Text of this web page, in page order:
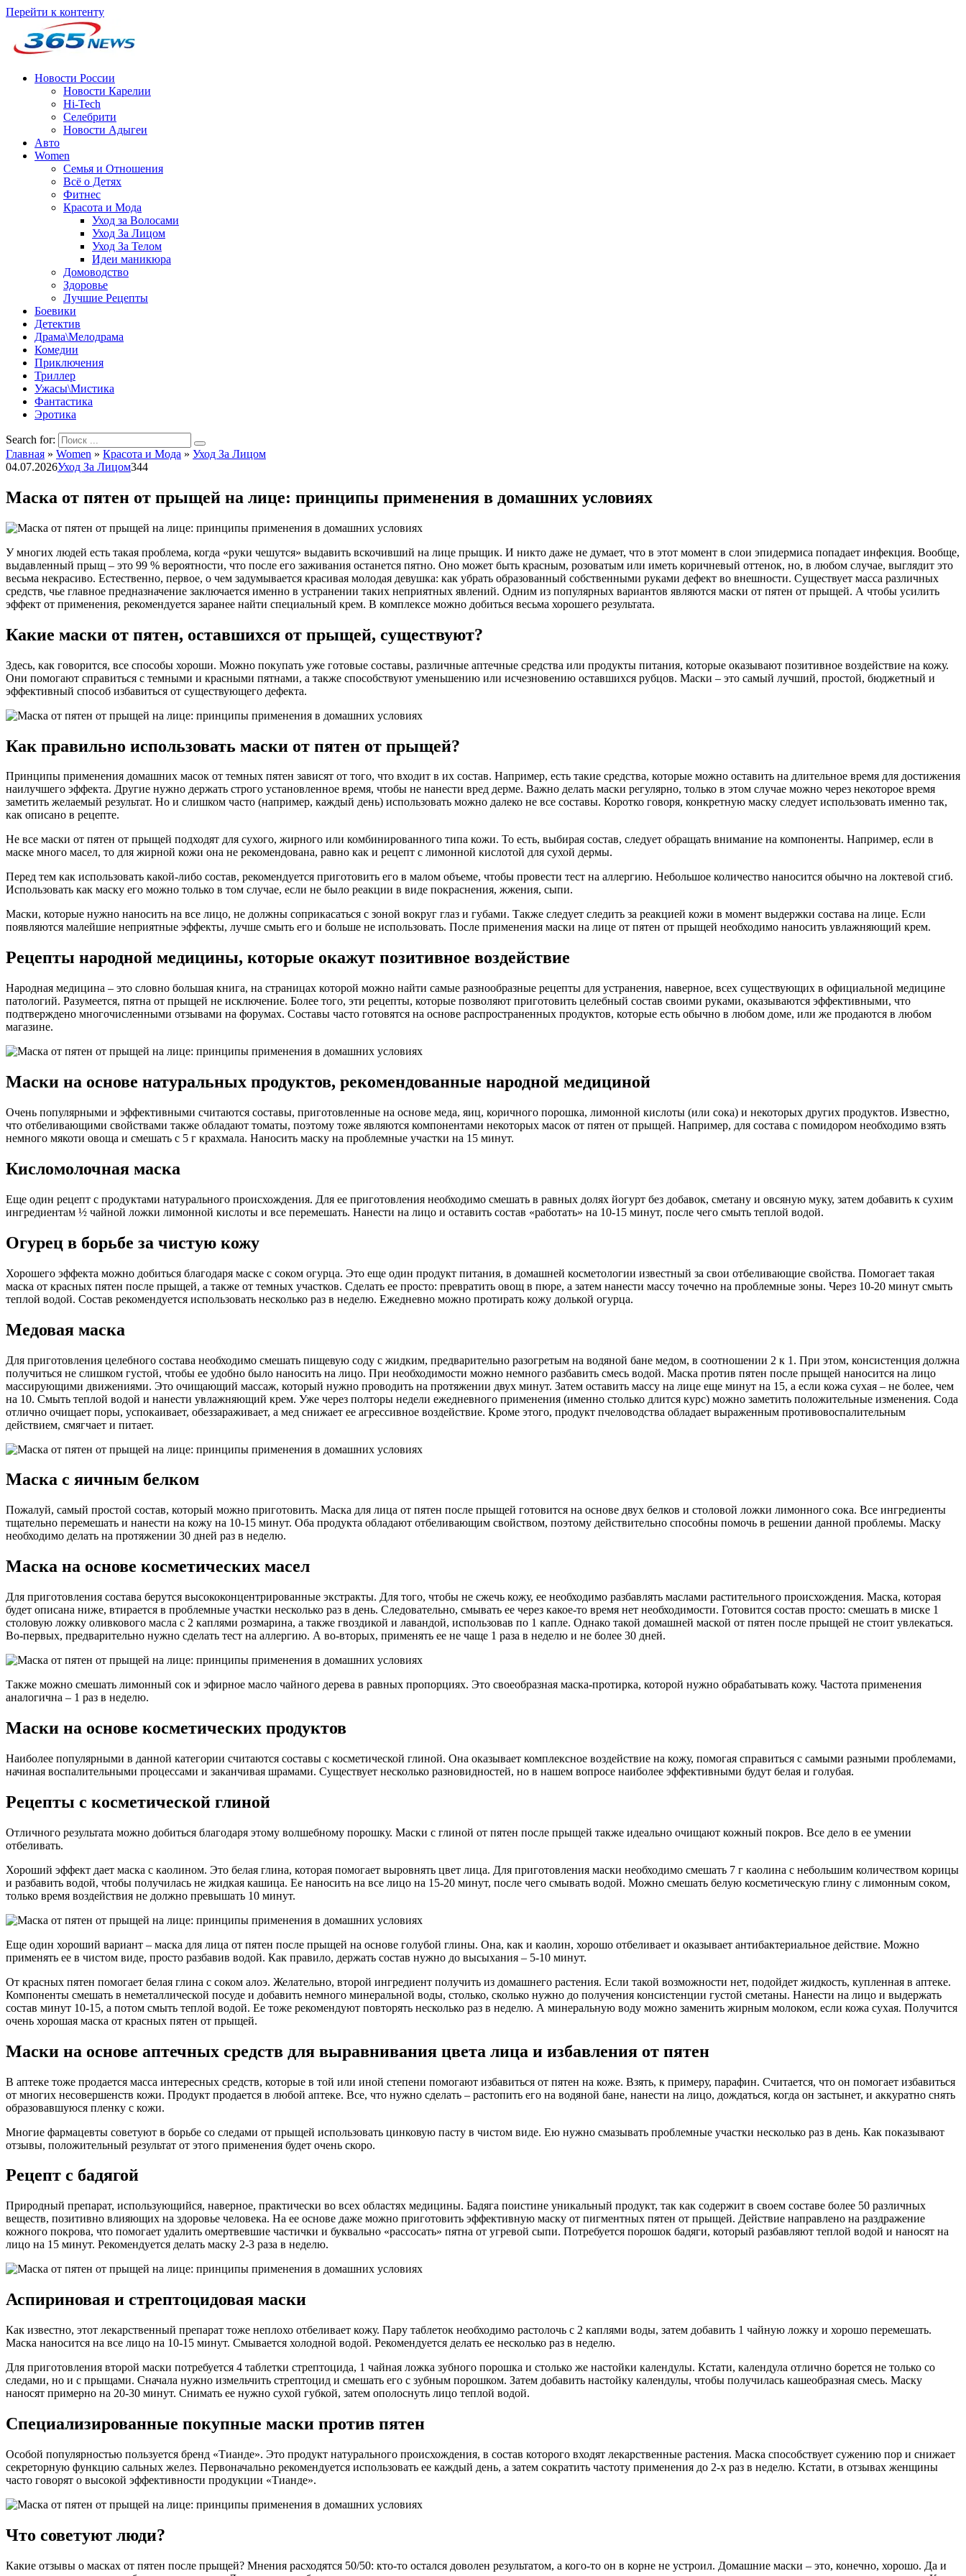
Перейти к контенту
Новости России
Новости Карелии
Hi-Tech
Селебрити
Новости Адыгеи
Авто
Women
Семья и Отношения
Всё о Детях
Фитнес
Красота и Мода
Уход за Волосами
Уход За Лицом
Уход За Телом
Идеи маникюра
Домоводство
Здоровье
Лучшие Рецепты
Боевики
Детектив
Драма\Мелодрама
Комедии
Приключения
Триллер
Ужасы\Мистика
Фантастика
Эротика
Search for:
Главная » Women » Красота и Мода » Уход За Лицом
04.07.2026Уход За Лицом344
Маска от пятен от прыщей на лице: принципы применения в домашних условиях
У многих людей есть такая проблема, когда «руки чешутся» выдавить вскочивший на лице прыщик. И никто даже не думает, что в этот момент в слои эпидермиса попадает инфекция. Вообще,
выдавленный прыщ – это 99 % вероятности, что после его заживания останется пятно. Оно может быть красным, розоватым или иметь коричневый оттенок, но, в любом случае, выглядит это
весьма некрасиво. Естественно, первое, о чем задумывается красивая молодая девушка: как убрать образованный собственными руками дефект во внешности. Существует масса различных
средств, чье главное предназначение заключается именно в устранении таких неприятных явлений. Одним из популярных вариантов являются маски от пятен от прыщей. А чтобы усилить
эффект от применения, рекомендуется заранее найти специальный крем. В комплексе можно добиться весьма хорошего результата.
Какие маски от пятен, оставшихся от прыщей, существуют?
Здесь, как говорится, все способы хороши. Можно покупать уже готовые составы, различные аптечные средства или продукты питания, которые оказывают позитивное воздействие на кожу.
Они помогают справиться с темными и красными пятнами, а также способствуют уменьшению или исчезновению оставшихся рубцов. Маски – это самый лучший, простой, бюджетный и
эффективный способ избавиться от существующего дефекта.
Как правильно использовать маски от пятен от прыщей?
Принципы применения домашних масок от темных пятен зависят от того, что входит в их состав. Например, есть такие средства, которые можно оставить на длительное время для достижения
наилучшего эффекта. Другие нужно держать строго установленное время, чтобы не нанести вред дерме. Важно делать маски регулярно, только в этом случае можно через некоторое время
заметить желаемый результат. Но и слишком часто (например, каждый день) использовать можно далеко не все составы. Коротко говоря, конкретную маску следует использовать именно так,
как описано в рецепте.
Не все маски от пятен от прыщей подходят для сухого, жирного или комбинированного типа кожи. То есть, выбирая состав, следует обращать внимание на компоненты. Например, если в
маске много масел, то для жирной кожи она не рекомендована, равно как и рецепт с лимонной кислотой для сухой дермы.
Перед тем как использовать какой-либо состав, рекомендуется приготовить его в малом объеме, чтобы провести тест на аллергию. Небольшое количество наносится обычно на локтевой сгиб.
Использовать как маску его можно только в том случае, если не было реакции в виде покраснения, жжения, сыпи.
Маски, которые нужно наносить на все лицо, не должны соприкасаться с зоной вокруг глаз и губами. Также следует следить за реакцией кожи в момент выдержки состава на лице. Если
появляются малейшие неприятные эффекты, лучше смыть его и больше не использовать. После применения маски на лице от пятен от прыщей необходимо наносить увлажняющий крем.
Рецепты народной медицины, которые окажут позитивное воздействие
Народная медицина – это словно большая книга, на страницах которой можно найти самые разнообразные рецепты для устранения, наверное, всех существующих в официальной медицине
патологий. Разумеется, пятна от прыщей не исключение. Более того, эти рецепты, которые позволяют приготовить целебный состав своими руками, оказываются эффективными, что
подтверждено многочисленными отзывами на форумах. Составы часто готовятся на основе распространенных продуктов, которые есть обычно в любом доме, или же продаются в любом
магазине.
Маски на основе натуральных продуктов, рекомендованные народной медициной
Очень популярными и эффективными считаются составы, приготовленные на основе меда, яиц, коричного порошка, лимонной кислоты (или сока) и некоторых других продуктов. Известно,
что отбеливающими свойствами также обладают томаты, поэтому тоже являются компонентами некоторых масок от пятен от прыщей. Например, для состава с помидором необходимо взять
немного мякоти овоща и смешать с 5 г крахмала. Наносить маску на проблемные участки на 15 минут.
Кисломолочная маска
Еще один рецепт с продуктами натурального происхождения. Для ее приготовления необходимо смешать в равных долях йогурт без добавок, сметану и овсяную муку, затем добавить к сухим
ингредиентам ½ чайной ложки лимонной кислоты и все перемешать. Нанести на лицо и оставить состав «работать» на 10-15 минут, после чего смыть теплой водой.
Огурец в борьбе за чистую кожу
Хорошего эффекта можно добиться благодаря маске с соком огурца. Это еще один продукт питания, в домашней косметологии известный за свои отбеливающие свойства. Помогает такая
маска от красных пятен после прыщей, а также от темных участков. Сделать ее просто: превратить овощ в пюре, а затем нанести массу точечно на проблемные зоны. Через 10-20 минут смыть
теплой водой. Состав рекомендуется использовать несколько раз в неделю. Ежедневно можно протирать кожу долькой огурца.
Медовая маска
Для приготовления целебного состава необходимо смешать пищевую соду с жидким, предварительно разогретым на водяной бане медом, в соотношении 2 к 1. При этом, консистенция должна
получиться не слишком густой, чтобы ее удобно было наносить на лицо. При необходимости можно немного разбавить смесь водой. Маска против пятен после прыщей наносится на лицо
массирующими движениями. Это очищающий массаж, который нужно проводить на протяжении двух минут. Затем оставить массу на лице еще минут на 15, а если кожа сухая – не более, чем
на 10. Смыть теплой водой и нанести увлажняющий крем. Уже через полторы недели ежедневного применения (именно столько длится курс) можно заметить положительные изменения. Сода
отлично очищает поры, успокаивает, обеззараживает, а мед снижает ее агрессивное воздействие. Кроме этого, продукт пчеловодства обладает выраженным противовоспалительным
действием, смягчает и питает.
Маска с яичным белком
Пожалуй, самый простой состав, который можно приготовить. Маска для лица от пятен после прыщей готовится на основе двух белков и столовой ложки лимонного сока. Все ингредиенты
тщательно перемешать и нанести на кожу на 10-15 минут. Оба продукта обладают отбеливающим свойством, поэтому действительно способны помочь в решении данной проблемы. Маску
необходимо делать на протяжении 30 дней раз в неделю.
Маска на основе косметических масел
Для приготовления состава берутся высококонцентрированные экстракты. Для того, чтобы не сжечь кожу, ее необходимо разбавлять маслами растительного происхождения. Маска, которая
будет описана ниже, втирается в проблемные участки несколько раз в день. Следовательно, смывать ее через какое-то время нет необходимости. Готовится состав просто: смешать в миске 1
столовую ложку оливкового масла с 2 каплями розмарина, а также гвоздикой и лавандой, использовав по 1 капле. Однако такой домашней маской от пятен после прыщей не стоит увлекаться.
Во-первых, предварительно нужно сделать тест на аллергию. А во-вторых, применять ее не чаще 1 раза в неделю и не более 30 дней.
Также можно смешать лимонный сок и эфирное масло чайного дерева в равных пропорциях. Это своеобразная маска-протирка, которой нужно обрабатывать кожу. Частота применения
аналогична – 1 раз в неделю.
Маски на основе косметических продуктов
Наиболее популярными в данной категории считаются составы с косметической глиной. Она оказывает комплексное воздействие на кожу, помогая справиться с самыми разными проблемами,
начиная воспалительными процессами и заканчивая шрамами. Существует несколько разновидностей, но в нашем вопросе наиболее эффективными будут белая и голубая.
Рецепты с косметической глиной
Отличного результата можно добиться благодаря этому волшебному порошку. Маски с глиной от пятен после прыщей также идеально очищают кожный покров. Все дело в ее умении
отбеливать.
Хороший эффект дает маска с каолином. Это белая глина, которая помогает выровнять цвет лица. Для приготовления маски необходимо смешать 7 г каолина с небольшим количеством корицы
и разбавить водой, чтобы получилась не жидкая кашица. Ее наносить на все лицо на 15-20 минут, после чего смывать водой. Можно смешать белую косметическую глину с лимонным соком,
только время воздействия не должно превышать 10 минут.
Еще один хороший вариант – маска для лица от пятен после прыщей на основе голубой глины. Она, как и каолин, хорошо отбеливает и оказывает антибактериальное действие. Можно
применять ее в чистом виде, просто разбавив водой. Как правило, держать состав нужно до высыхания – 5-10 минут.
От красных пятен помогает белая глина с соком алоэ. Желательно, второй ингредиент получить из домашнего растения. Если такой возможности нет, подойдет жидкость, купленная в аптеке.
Компоненты смешать в неметаллической посуде и добавить немного минеральной воды, столько, сколько нужно до получения консистенции густой сметаны. Нанести на лицо и выдержать
состав минут 10-15, а потом смыть теплой водой. Ее тоже рекомендуют повторять несколько раз в неделю. А минеральную воду можно заменить жирным молоком, если кожа сухая. Получится
очень хорошая маска от красных пятен от прыщей.
Маски на основе аптечных средств для выравнивания цвета лица и избавления от пятен
В аптеке тоже продается масса интересных средств, которые в той или иной степени помогают избавиться от пятен на коже. Взять, к примеру, парафин. Считается, что он помогает избавиться
от многих несовершенств кожи. Продукт продается в любой аптеке. Все, что нужно сделать – растопить его на водяной бане, нанести на лицо, дождаться, когда он застынет, и аккуратно снять
образовавшуюся пленку с кожи.
Многие фармацевты советуют в борьбе со следами от прыщей использовать цинковую пасту в чистом виде. Ею нужно смазывать проблемные участки несколько раз в день. Как показывают
отзывы, положительный результат от этого применения будет очень скоро.
Рецепт с бадягой
Природный препарат, использующийся, наверное, практически во всех областях медицины. Бадяга поистине уникальный продукт, так как содержит в своем составе более 50 различных
веществ, позитивно влияющих на здоровье человека. На ее основе даже можно приготовить эффективную маску от пигментных пятен от прыщей. Действие направлено на раздражение
кожного покрова, что помогает удалить омертвевшие частички и буквально «рассосать» пятна от угревой сыпи. Потребуется порошок бадяги, который разбавляют теплой водой и наносят на
лицо на 15 минут. Рекомендуется делать маску 2-3 раза в неделю.
Аспириновая и стрептоцидовая маски
Как известно, этот лекарственный препарат тоже неплохо отбеливает кожу. Пару таблеток необходимо растолочь с 2 каплями воды, затем добавить 1 чайную ложку и хорошо перемешать.
Маска наносится на все лицо на 10-15 минут. Смывается холодной водой. Рекомендуется делать ее несколько раз в неделю.
Для приготовления второй маски потребуется 4 таблетки стрептоцида, 1 чайная ложка зубного порошка и столько же настойки календулы. Кстати, календула отлично борется не только со
следами, но и с прыщами. Сначала нужно измельчить стрептоцид и смешать его с зубным порошком. Затем добавить настойку календулы, чтобы получилась кашеобразная смесь. Маску
наносят примерно на 20-30 минут. Снимать ее нужно сухой губкой, затем ополоснуть лицо теплой водой.
Специализированные покупные маски против пятен
Особой популярностью пользуется бренд «Тианде». Это продукт натурального происхождения, в состав которого входят лекарственные растения. Маска способствует сужению пор и снижает
секреторную функцию сальных желез. Первоначально рекомендуется использовать ее каждый день, а затем сократить частоту применения до 2-х раз в неделю. Кстати, в отзывах женщины
часто говорят о высокой эффективности продукции «Тианде».
Что советуют люди?
Какие отзывы о масках от пятен после прыщей? Мнения расходятся 50/50: кто-то остался доволен результатом, а кого-то он в корне не устроил. Домашние маски – это, конечно, хорошо. Да и